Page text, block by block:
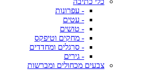
- עפרונות
- עטים
- טושים
- מחקים וטיפקס
- סרגלים ומחדדים
- גירים
צבעים מכחולים ומברשות